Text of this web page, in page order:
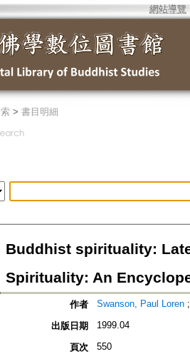
網站導覽
> 書目明細
Buddhist spirituality:
Spirituality: An
作者 Swanson, Paul Loren
出版日期 1999.04
頁次 550